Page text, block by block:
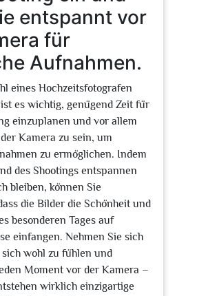
entspannt vor
für
Aufnahmen.
eines Hochzeitsfotografen
es wichtig, genügend Zeit für
einzuplanen und vor allem
Kamera zu sein, um
zu ermöglichen. Indem
des Shootings entspannen
bleiben, können Sie
die Bilder die Schönheit und
besonderen Tages auf
einfangen. Nehmen Sie sich
wohl zu fühlen und
Moment vor der Kamera –
wirklich einzigartige